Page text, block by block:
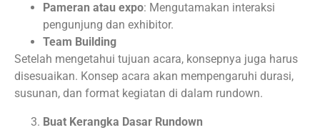
Pameran atau expo: Mengutamakan interaksi
pengunjung dan exhibitor.
Team Building
Setelah mengetahui tujuan acara, konsepnya juga harus
disesuaikan. Konsep acara akan mempengaruhi durasi,
susunan, dan format kegiatan di dalam rundown.
Buat Kerangka Dasar Rundown